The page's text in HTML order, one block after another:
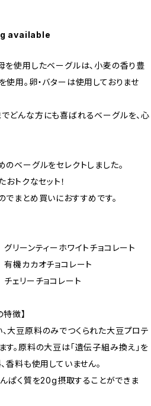
available
使用したベーグルは、小麦の香り豊
使用。卵・バターは使用しておりませ
どんな方にも喜ばれるベーグルを、心
ベーグルをセレクトしました。
トクなセット！
まとめ買いにおすすめです。
リーンティーホワイトチョコレート
機カカオチョコレート
ェリーチョコレート
徴】
大豆原料のみでつくられた大豆プロテ
す。原料の大豆は「遺伝子組み換え」を
香料も使用していません。
ぱく質を20g摂取することができま